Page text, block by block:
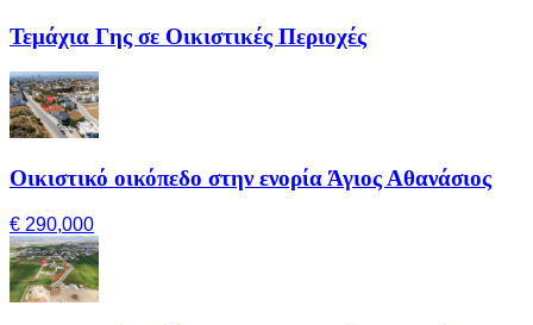
Τεμάχια Γης σε Οικιστικές Περιοχές
Οικιστικό οικόπεδο στην ενορία Άγιος Αθανάσιος
€ 290,000